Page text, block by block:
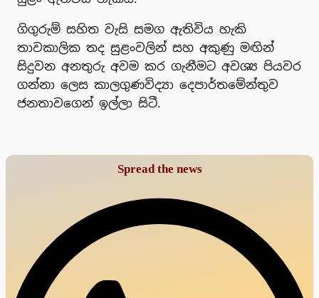
ගිගුරුම් සහිත වැසි සමග ඇතිවිය හැකි
තාවකාලික තද සුළංවලින් සහ අකුණු මඟින්
සිදුවන අනතුරු අවම කර ගැනීමට අවශ්‍ය පියවර
ගන්නා ලෙස කාලගුණවිද්‍යා දෙපාර්තමේන්තුව
ජනතාවගෙන් ඉල්ලා සිටී.
Spread the news